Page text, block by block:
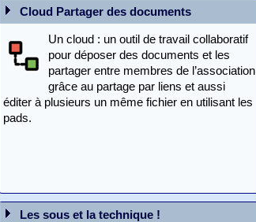
Cloud Partager des documents
Un cloud : un outil de travail collaboratif
pour déposer des documents et les
partager entre membres de l’association
grâce au partage par liens et aussi
éditer à plusieurs un même fichier en utilisant les
pads.
Les sous et la technique !